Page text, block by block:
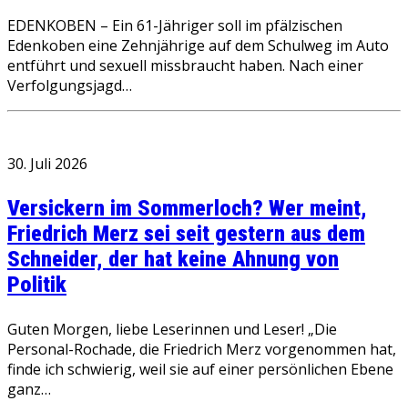
EDENKOBEN – Ein 61-Jähriger soll im pfälzischen
Edenkoben eine Zehnjährige auf dem Schulweg im Auto
entführt und sexuell missbraucht haben. Nach einer
Verfolgungsjagd…
30. Juli 2026
Versickern im Sommerloch? Wer meint,
Friedrich Merz sei seit gestern aus dem
Schneider, der hat keine Ahnung von
Politik
Guten Morgen, liebe Leserinnen und Leser! „Die
Personal-Rochade, die Friedrich Merz vorgenommen hat,
finde ich schwierig, weil sie auf einer persönlichen Ebene
ganz…